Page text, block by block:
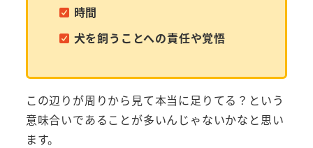
時間
犬を飼うことへの責任や覚悟
この辺りが周りから見て本当に足りてる？という
意味合いであることが多いんじゃないかなと思い
ます。